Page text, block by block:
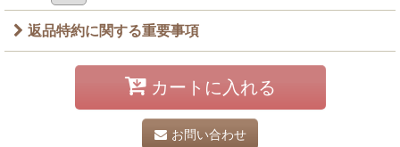
返品特約に関する重要事項
カートに入れる
お問い合わせ